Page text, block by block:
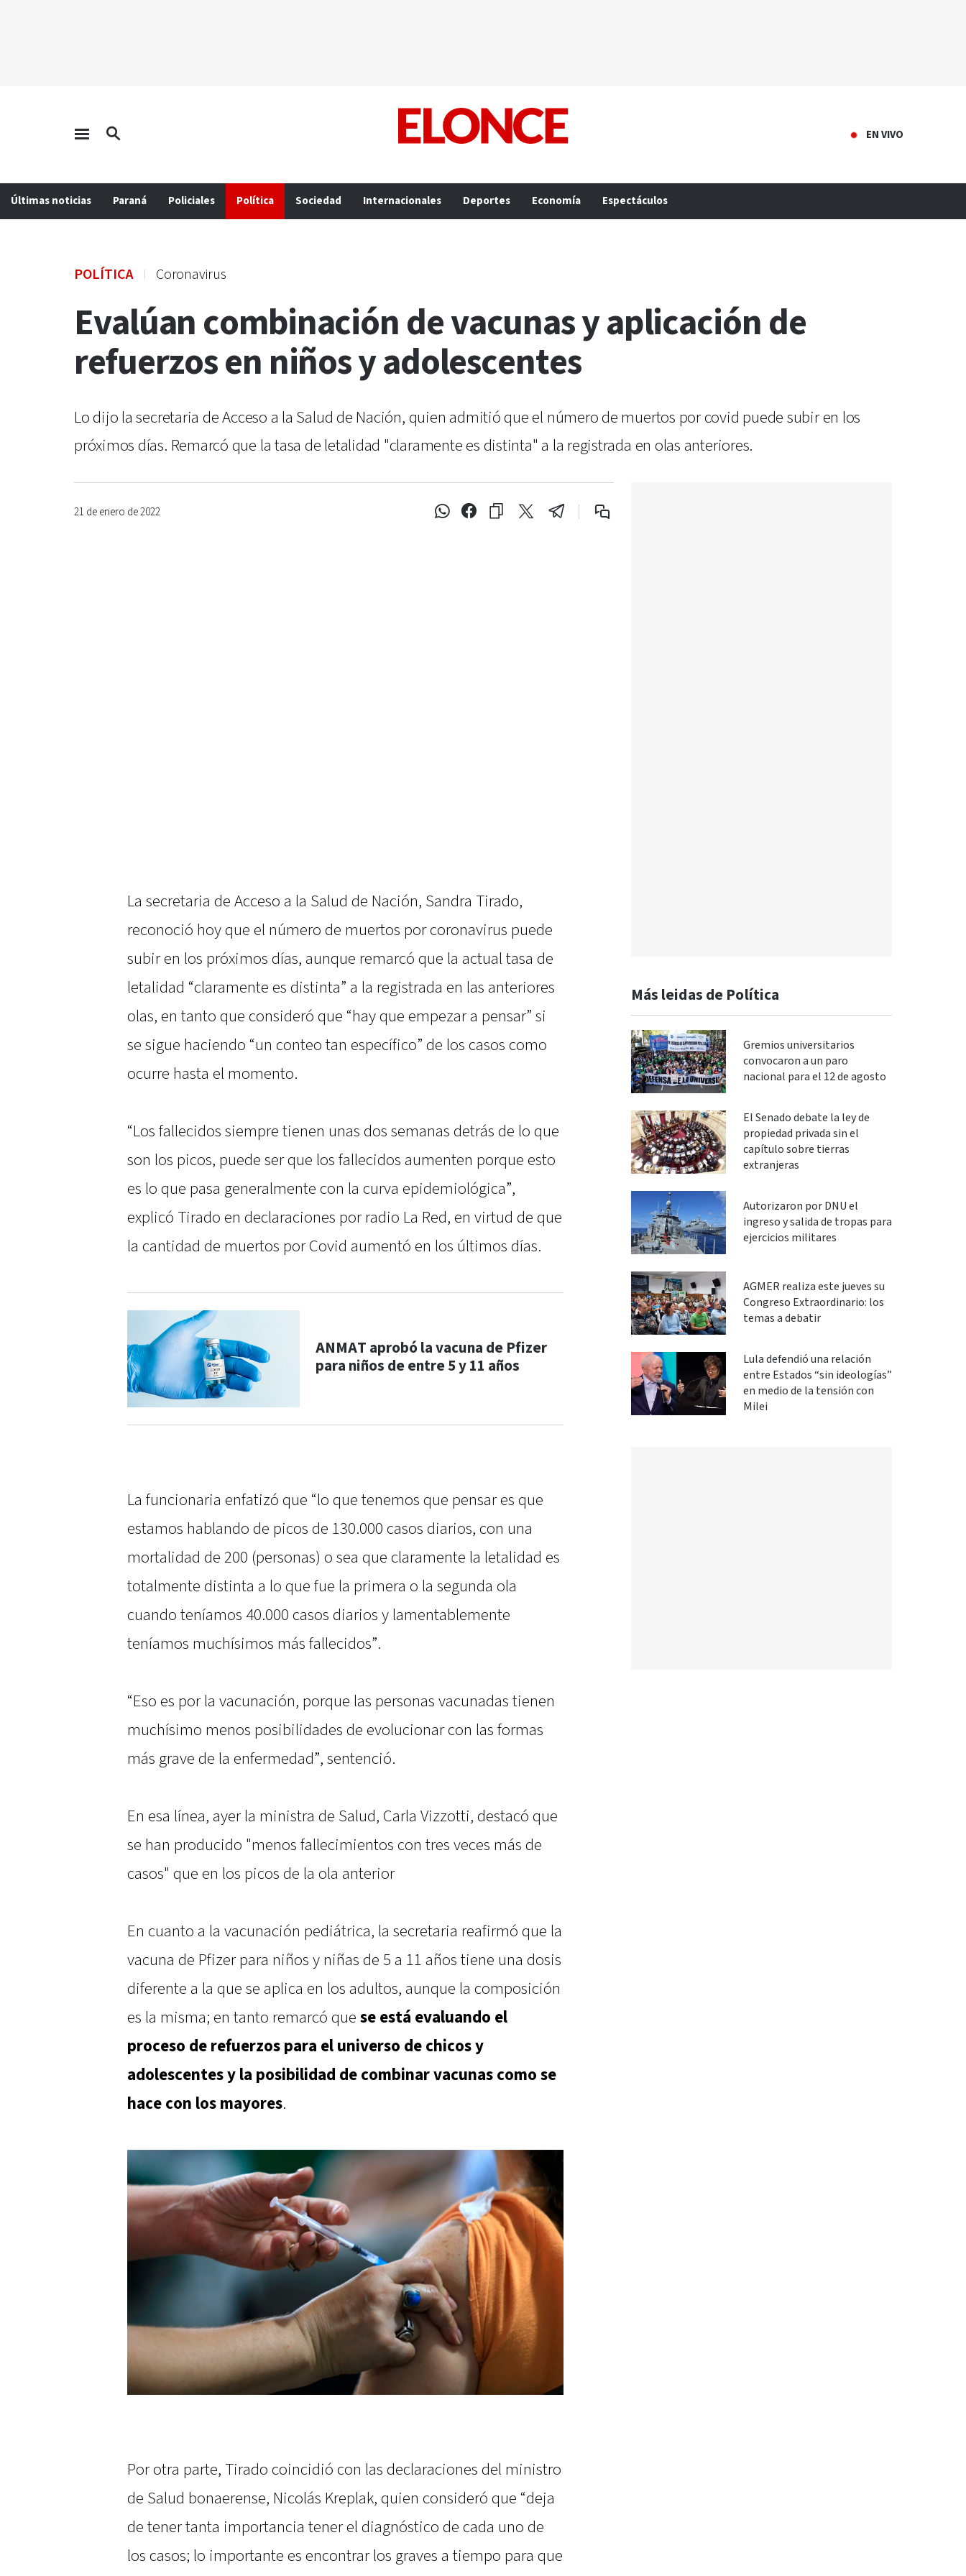
EN VIVO
Últimas noticias Paraná Policiales Política Sociedad Internacionales Deportes Economía Espectáculos
POLÍTICA Coronavirus
Evalúan combinación de vacunas y aplicación de
refuerzos en niños y adolescentes
Lo dijo la secretaria de Acceso a la Salud de Nación, quien admitió que el número de muertos por covid puede subir en los
próximos días. Remarcó que la tasa de letalidad "claramente es distinta" a la registrada en olas anteriores.
21 de enero de 2022
La secretaria de Acceso a la Salud de Nación, Sandra Tirado,
reconoció hoy que el número de muertos por coronavirus puede
subir en los próximos días, aunque remarcó que la actual tasa de
letalidad “claramente es distinta” a la registrada en las anteriores
olas, en tanto que consideró que “hay que empezar a pensar” si
se sigue haciendo “un conteo tan específico” de los casos como
ocurre hasta el momento.
“Los fallecidos siempre tienen unas dos semanas detrás de lo que
son los picos, puede ser que los fallecidos aumenten porque esto
es lo que pasa generalmente con la curva epidemiológica”,
explicó Tirado en declaraciones por radio La Red, en virtud de que
la cantidad de muertos por Covid aumentó en los últimos días.
ANMAT aprobó la vacuna de Pfizer
para niños de entre 5 y 11 años
La funcionaria enfatizó que “lo que tenemos que pensar es que
estamos hablando de picos de 130.000 casos diarios, con una
mortalidad de 200 (personas) o sea que claramente la letalidad es
totalmente distinta a lo que fue la primera o la segunda ola
cuando teníamos 40.000 casos diarios y lamentablemente
teníamos muchísimos más fallecidos”.
“Eso es por la vacunación, porque las personas vacunadas tienen
muchísimo menos posibilidades de evolucionar con las formas
más grave de la enfermedad”, sentenció.
En esa línea, ayer la ministra de Salud, Carla Vizzotti, destacó que
se han producido "menos fallecimientos con tres veces más de
casos" que en los picos de la ola anterior
En cuanto a la vacunación pediátrica, la secretaria reafirmó que la
vacuna de Pfizer para niños y niñas de 5 a 11 años tiene una dosis
diferente a la que se aplica en los adultos, aunque la composición
es la misma; en tanto remarcó que se está evaluando el
proceso de refuerzos para el universo de chicos y
adolescentes y la posibilidad de combinar vacunas como se
hace con los mayores.
Por otra parte, Tirado coincidió con las declaraciones del ministro
de Salud bonaerense, Nicolás Kreplak, quien consideró que “deja
de tener tanta importancia tener el diagnóstico de cada uno de
los casos; lo importante es encontrar los graves a tiempo para que
Más leidas de Política
Gremios universitarios
convocaron a un paro
nacional para el 12 de agosto
El Senado debate la ley de
propiedad privada sin el
capítulo sobre tierras
extranjeras
Autorizaron por DNU el
ingreso y salida de tropas para
ejercicios militares
AGMER realiza este jueves su
Congreso Extraordinario: los
temas a debatir
Lula defendió una relación
entre Estados “sin ideologías”
en medio de la tensión con
Milei